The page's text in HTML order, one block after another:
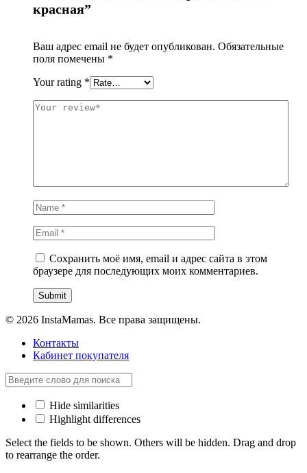
красная”
Ваш адрес email не будет опубликован. Обязательные
поля помечены *
Your rating *
Сохранить моё имя, email и адрес сайта в этом
браузере для последующих моих комментариев.
© 2026 InstaMamas. Все права защищены.
Контакты
Кабинет покупателя
Hide similarities
Highlight differences
Select the fields to be shown. Others will be hidden. Drag and drop
to rearrange the order.